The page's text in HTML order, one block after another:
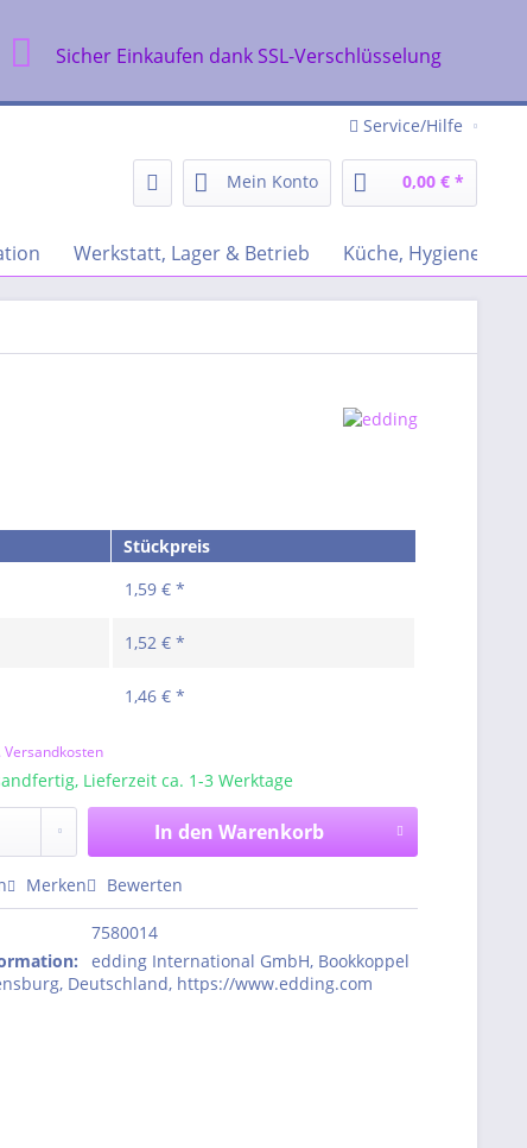
Sicher Einkaufen dank SSL-Verschlüsselung
Service/Hilfe
Mein Konto 0,00 € *
Werkstatt, Lager & Betrieb Küche, Hygiene &
Stückpreis
1,59 € *
1,52 € *
1,46 € *
Versandkosten
Lieferzeit ca. 1-3 Werktage
In den Warenkorb
Merken Bewerten
7580014
:
edding International GmbH, Bookkoppel
Deutschland, https://www.edding.com